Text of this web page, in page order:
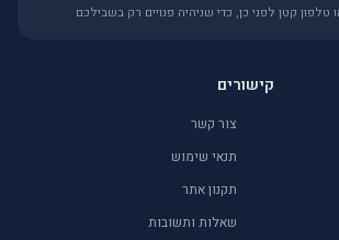
טלפון קטן לפני כן, כדי שניהיה פנויים רק בשבילכם
קישורים
צור קשר
תנאי שימוש
תקנון אתר
שאלות ותשובות